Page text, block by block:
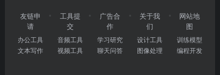
友链申
请
办公工具
文本写作
工具提
交
音频工具
视频工具
广告合
作
学习研究
聊天问答
关于我
们
设计工具
图像处理
网站地
图
训练模型
编程开发